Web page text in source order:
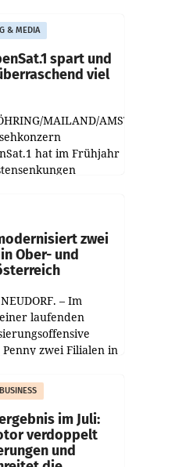
& MEDIA
spart und
viel
MAILAND/AMSTERDAM.
hat im Frühjahr
die
deutlich
zwei
Ober- und
– Im
laufenden
zwei Filialen in
Standorte liegen in
im rund
im Juli:
verdoppelt
und